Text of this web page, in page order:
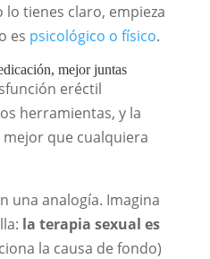
lo tienes claro, empieza
es psicológico o físico.
mejor juntas
eréctil
herramientas, y la
que cualquiera
una analogía. Imagina
la terapia sexual es
la causa de fondo)